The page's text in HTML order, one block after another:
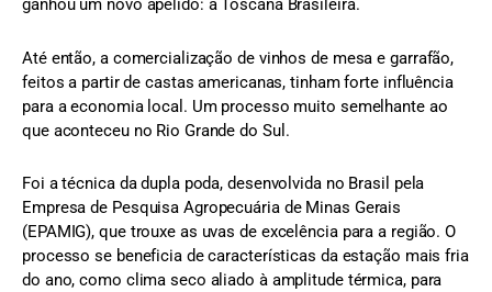
ganhou um novo apelido: a Toscana Brasileira.
Até então, a comercialização de vinhos de mesa e garrafão,
feitos a partir de castas americanas, tinham forte influência
para a economia local. Um processo muito semelhante ao
que aconteceu no Rio Grande do Sul.
Foi a técnica da dupla poda, desenvolvida no Brasil pela
Empresa de Pesquisa Agropecuária de Minas Gerais
(EPAMIG), que trouxe as uvas de excelência para a região. O
processo se beneficia de características da estação mais fria
do ano, como clima seco aliado à amplitude térmica, para